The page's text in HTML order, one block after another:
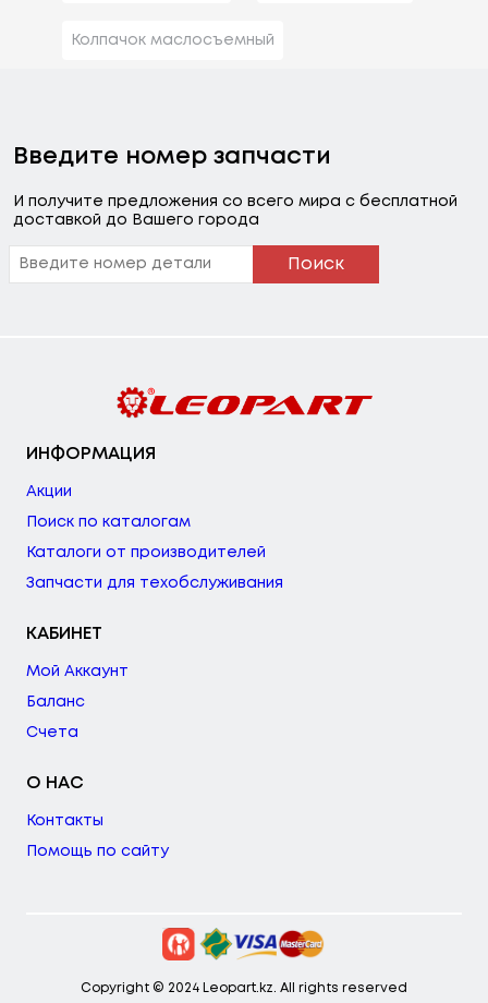
Колпачок маслосъемный
Введите номер запчасти
И получите предложения со всего мира с бесплатной
доставкой до Вашего города
Поиск
ИНФОРМАЦИЯ
Акции
Поиск по каталогам
Каталоги от производителей
Запчасти для техобслуживания
КАБИНЕТ
Мой Аккаунт
Баланс
Счета
О НАС
Контакты
Помощь по сайту
Copyright © 2024 Leopart.kz. All rights reserved